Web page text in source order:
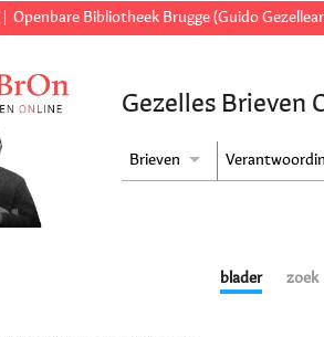
Openbare Bibliotheek Brugge (Guido
Gezelles Brieven
Brieven
blader zoek